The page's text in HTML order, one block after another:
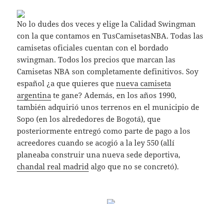
No lo dudes dos veces y elige la Calidad Swingman
con la que contamos en TusCamisetasNBA. Todas las
camisetas oficiales cuentan con el bordado
swingman. Todos los precios que marcan las
Camisetas NBA son completamente definitivos. Soy
español ¿a que quieres quenueva camiseta
argentina te gane? Además, en los años 1990,
también adquirió unos terrenos en el municipio de
Sopo (en los alrededores de Bogotá), que
posteriormente entregó como parte de pago a los
acreedores cuando se acogió a la ley 550 (allí
planeaba construir una nueva sede deportiva,
chandal real madrid algo que no se concretó).